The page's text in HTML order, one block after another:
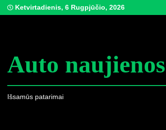
Skip
to
Ketvirtadienis, 6 Rugpjūčio, 2026
Auto
Išsamūs patarimai